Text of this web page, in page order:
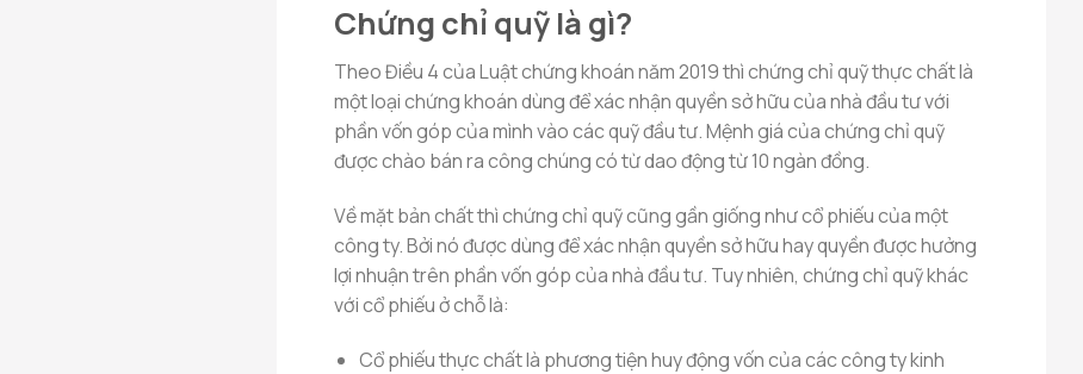
Chứng chỉ quỹ là gì?
Theo Điều 4 của Luật chứng khoán năm 2019 thì chứng chỉ quỹ thực chất là
một loại chứng khoán dùng để xác nhận quyền sở hữu của nhà đầu tư với
phần vốn góp của mình vào các quỹ đầu tư. Mệnh giá của chứng chỉ quỹ
được chào bán ra công chúng có từ dao động từ 10 ngàn đồng.
Về mặt bản chất thì chứng chỉ quỹ cũng gần giống như cổ phiếu của một
công ty. Bởi nó được dùng để xác nhận quyền sở hữu hay quyền được hưởng
lợi nhuận trên phần vốn góp của nhà đầu tư. Tuy nhiên, chứng chỉ quỹ khác
với cổ phiếu ở chỗ là:
Cổ phiếu thực chất là phương tiện huy động vốn của các công ty kinh